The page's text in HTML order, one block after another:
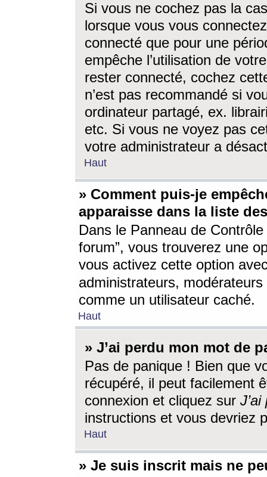
Si vous ne cochez pas la
lorsque vous vous
connecté que pour une
empêche l’utilisation de
rester connecté, cochez
n’est pas recommandé si
ordinateur partagé, ex.
etc. Si vous ne voyez pas
votre administrateur a
Haut
» Comment puis-je
apparaisse dans la liste
Dans le Panneau de
forum”, vous trouverez une
vous activez cette option
administrateurs,
comme un utilisateur caché.
Haut
» J’ai perdu mon mot de
Pas de panique ! Bien que
récupéré, il peut facilement
connexion et cliquez sur
instructions et vous devriez
Haut
» Je suis inscrit mais ne